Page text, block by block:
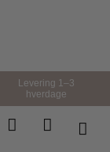
Levering 1–3
hverdage